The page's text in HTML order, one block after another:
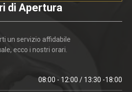
di Apertura
un servizio affidabile
ecco i nostri orari.
08:00 - 12:00 / 13:30 -18:00